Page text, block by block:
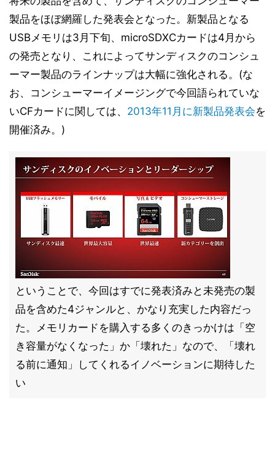
製品をほぼ網羅した発表会となった。新製品となる
USBメモリは3月下旬、microSDXCカードは4月から
の発売となり、これによってサンディスクのコンシュ
ーマー製品のラインナップは大幅に強化される。(な
お、コンシューマーイメージングで今回語られていな
いCFカードに関しては、 2013年11月に新製品発表会を
開催済み。)
ということで、今回はすでに発表済みと未発売の製
品を含めた4ジャンルと、かなり充実した内容だっ
た。メモリカードを購入する多くのきっかけは「空
き容量がなくなった」か「壊れた」なので、「壊れ
る前に通知」してくれるイノベーションに期待した
い